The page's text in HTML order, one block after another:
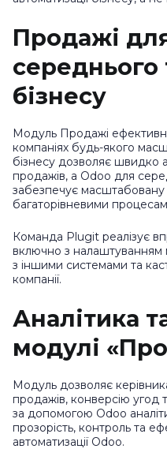
Продажі
середнього
бізнесу
Модуль Продажі
компаніях будь-якого
бізнесу дозволяє швидко
продажів, а Odoo для
забезпечує масштабовану
багаторівневими
Команда Plugit реалізує
включно з налаштуванням
з іншими системами та
компанії.
Аналітика
модулі
Модуль дозволяє
продажів, конверсію угод
за допомогою Odoo
прозорість, контроль та
автоматизації Odoo.